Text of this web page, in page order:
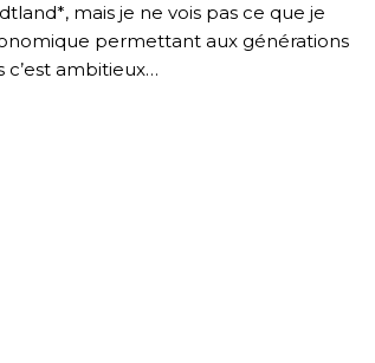
mais je ne vois pas ce que je
permettant aux générations
c’est ambitieux…